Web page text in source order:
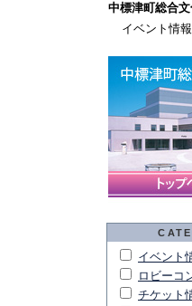
中標津町総合
イベント情
イベント
ロビーコ
チケット